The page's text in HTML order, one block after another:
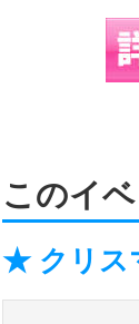
このイ
★ クリス